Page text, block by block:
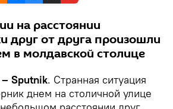
на расстоянии
друг от друга произошли
в молдавской столице
Sputnik. Странная ситуация
днем на столичной улице